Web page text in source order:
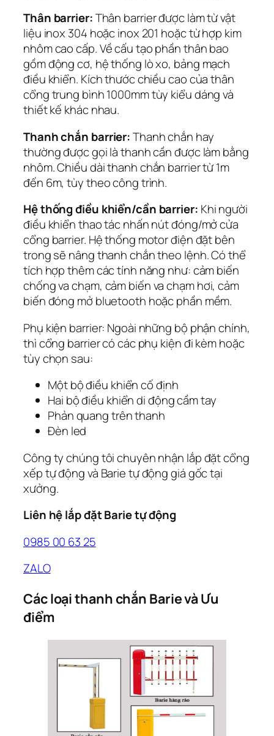
Thân barrier:Thân barrier được làm từ vật
liệu inox 304 hoặc inox 201 hoặc từ hợp kim
nhôm cao cấp. Về cấu tạo phần thân bao
gồm động cơ, hệ thống lò xo, bảng mạch
điều khiển. Kích thước chiều cao của thân
cổng trung bình 1000mm tùy kiểu dáng và
thiết kế khác nhau.
Thanh chắn barrier:Thanh chắn hay
thường được gọi là thanh cần được làm bằng
nhôm. Chiều dài thanh chắn barrier từ 1m
đến 6m, tùy theo công trình.
Hệ thống điều khiển/cần barrier: Khi người
điều khiển thao tác nhấn nút đóng/mở cửa
cổng barrier. Hệ thống motor điện đặt bên
trong sẽ nâng thanh chắn theo lệnh. Có thể
tích hợp thêm các tính năng như: cảm biến
chống va chạm, cảm biến va chạm hơi, cảm
biến đóng mở bluetooth hoặc phần mềm.
Phụ kiện barrier: Ngoài những bộ phận chính,
thì cổng barrier có các phụ kiện đi kèm hoặc
tùy chọn sau:
Một bộ điều khiển cố định
Hai bộ điều khiển di động cầm tay
Phản quang trên thanh
Đèn led
Công ty chúng tôi chuyên nhận lắp đặt cổng
xếp tự động và Barie tự động giá gốc tại
xưởng.
Liên hệ lắp đặt Barie tự động
0985 00 63 25
ZALO
Các loại thanh chắn Barie và Ưu
điểm